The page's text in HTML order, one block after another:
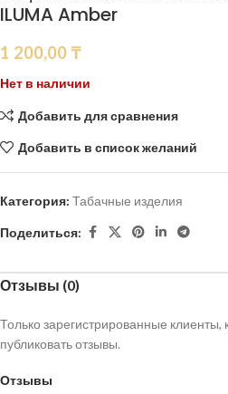
ILUMA Amber
1 200,00 ₸
Нет в наличии
Добавить для сравнения
Добавить в список желаний
Категория: Табачные изделия
Поделиться:
Отзывы (0)
Отзывы
Только зарегистрированные
публиковать отзывы.